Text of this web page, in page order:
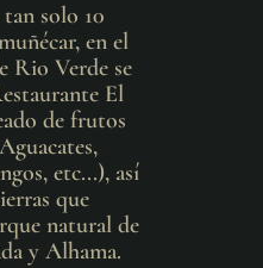
solo 10
en el
Rio Verde se
El
de frutos
etc...), así
que
natural de
y Alhama.